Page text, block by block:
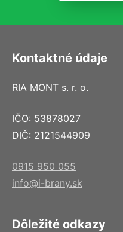
Kontaktné údaje
RIA MONT s. r. o.
IČO: 53878027
DIČ: 2121544909
0915 950 055
info@i-brany.sk
Dôležité odkazy